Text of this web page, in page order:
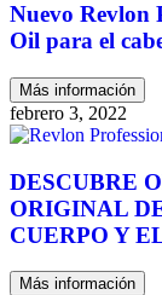
Nuevo Revlon
Oil para el
Más información
febrero 3, 2022
DESCUBRE
ORIGINAL
CUERPO Y
Más información